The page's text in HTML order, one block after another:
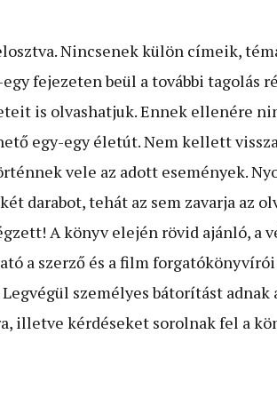
Nincsenek külön címeik,
fejezeten beül a további tagolás
is olvashatjuk. Ennek ellenére
egy-egy életút. Nem kellett
vele az adott események.
darabot, tehát az sem zavarja az
A könyv elején rövid ajánló, a
a szerző és a film
személyes bátorítást adnak
illetve kérdéseket sorolnak fel a